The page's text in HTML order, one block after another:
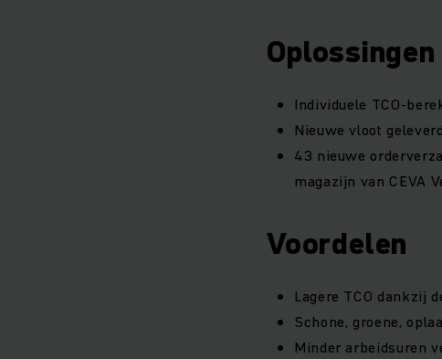
Oplossingen
Individuele TCO-
Nieuwe vloot
43 nieuwe
magazijn van CEVA
Voordelen
Lagere TCO dankzij
Schone, groene,
Minder arbeidsuren